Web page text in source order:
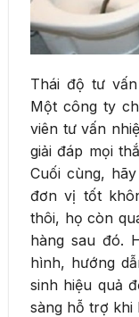
Thái độ tư
Một công ty
viên tư vấn
giải đáp mọi
Cuối cùng,
đơn vị tốt
thôi, họ còn
hàng sau đó.
hình, hướng
sinh hiệu quả
sàng hỗ trợ khi